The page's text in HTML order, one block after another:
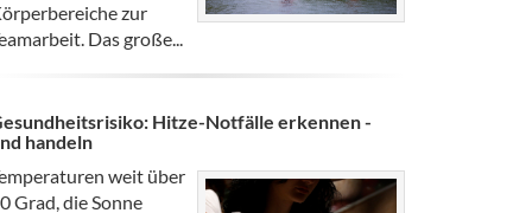
zur
Das große...
Hitze-Notfälle erkennen -
handeln
weit über
Grad, die Sonne